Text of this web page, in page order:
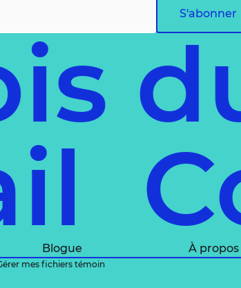
S'abonner
Blogue À propos
mes fichiers témoin